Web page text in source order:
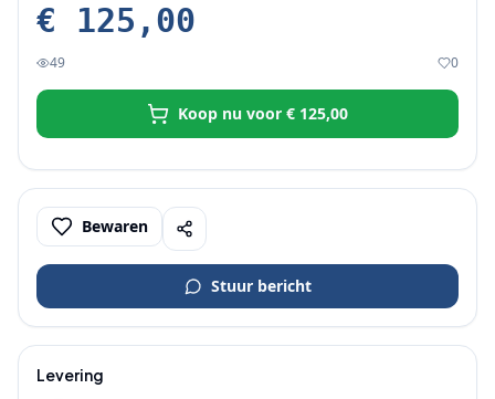
€ 125,00
49 0
Koop nu voor € 125,00
Bewaren
Stuur bericht
Levering